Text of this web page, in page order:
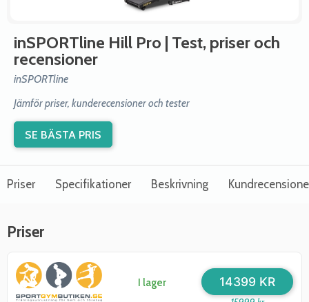
inSPORTline Hill Pro | Test, priser och
recensioner
inSPORTline
Jämför priser, kunderecensioner och tester
SE BÄSTA PRIS
Priser Specifikationer Beskrivning
Priser
I lager 14399 KR